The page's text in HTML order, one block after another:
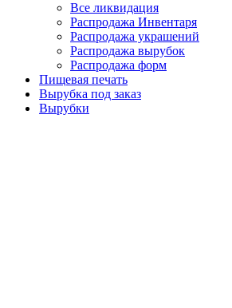
Все ликвидация
Распродажа Инвентаря
Распродажа украшений
Распродажа вырубок
Распродажа форм
Пищевая печать
Вырубка под заказ
Вырубки